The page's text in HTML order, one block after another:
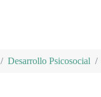
Desarrollo Psicosocial